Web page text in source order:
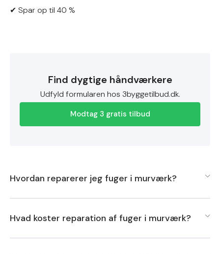
✔ Spar op til 40 %
Find dygtige håndværkere
Udfyld formularen hos 3byggetilbud.dk.
Modtag 3 gratis tilbud
Hvordan reparerer jeg fuger i murværk?
gamle, beskadigede fuger med en fugefræser eller
Hvad koster reparation af fuger i murværk?